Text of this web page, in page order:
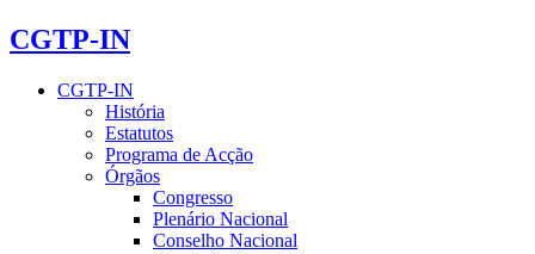
CGTP-IN
CGTP-IN
História
Estatutos
Programa de Acção
Órgãos
Congresso
Plenário Nacional
Conselho Nacional